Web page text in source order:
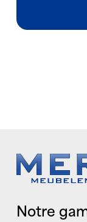
Notre